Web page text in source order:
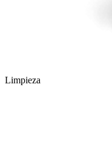
Limpieza